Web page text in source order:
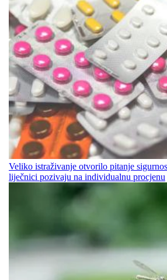
Veliko istraživanje otvorilo pitanje
liječnici pozivaju na individualnu procjenu